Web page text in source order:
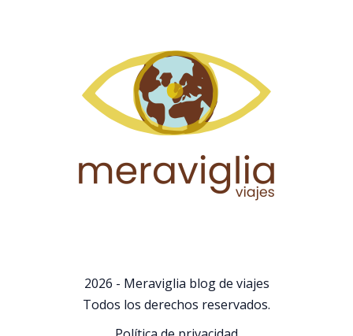
2026 - Meraviglia blog de viajes
Todos los derechos reservados.